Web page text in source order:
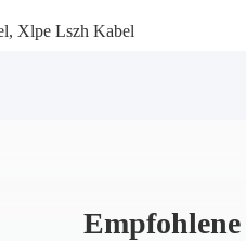
, Xlpe Lszh Kabel